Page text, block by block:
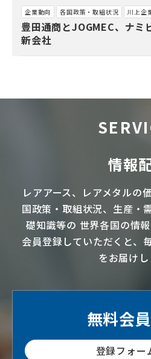
企業動向 各国政策・取組状況 川上企
豊田通商とJOGMEC、ナミ
新会社
情報
レアアース、 レアメタルの
国政策・取組状況、生産・
礎知識等の 世界各国の情
会員登録していただくと、
をお届けし
無料会
登録フォー